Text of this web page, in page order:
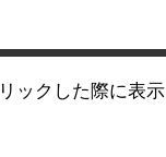
ックした際に表